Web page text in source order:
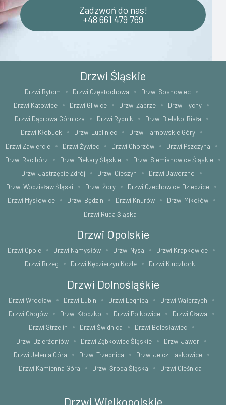
Zadzwoń do nas!
+48 661 479 769
Drzwi Śląskie
Drzwi Bytom Drzwi Częstochowa
Drzwi Sosnowiec
Drzwi Katowice
Drzwi Gliwice Drzwi Zabrze
Drzwi Tychy
Drzwi Dąbrowa Górnicza
Drzwi Rybnik
Drzwi Bielsko-Biała
Drzwi Kłobuck
Drzwi Lubliniec
Drzwi Tarnowskie Góry
Drzwi Zawiercie
Drzwi Żywiec Drzwi Chorzów
Drzwi Pszczyna
Drzwi Racibórz
Drzwi Piekary Śląskie
Drzwi Siemianowice Śląskie
Drzwi Jastrzębie Zdrój
Drzwi Cieszyn
Drzwi Jaworzno
Drzwi Wodzisław Śląski
Drzwi Żory
Drzwi Czechowice-Dziedzice
Drzwi Mysłowice
Drzwi Będzin Drzwi Knurów
Drzwi Mikołów
Drzwi Ruda Śląska
Drzwi Opolskie
Drzwi Opole Drzwi Namysłów Drzwi Nysa
Drzwi Krapkowice
Drzwi Brzeg
Drzwi Kędzierzyn Koźle Drzwi Kluczbork
Drzwi Dolnośląśkie
Drzwi Wrocław Drzwi Lubin Drzwi Legnica
Drzwi Wałbrzych
Drzwi Głogów
Drzwi Kłodzko Drzwi Polkowice
Drzwi Oława
Drzwi Strzelin
Drzwi Świdnica
Drzwi Bolesławiec
Drzwi Dzierżoniów
Drzwi Ząbkowice Śląskie
Drzwi Jawor
Drzwi Jelenia Góra
Drzwi Trzebnica
Drzwi Jelcz-Laskowice
Drzwi Kamienna Góra
Drzwi Środa Śląska Drzwi Oleśnica
Drzwi Wielkopolskie